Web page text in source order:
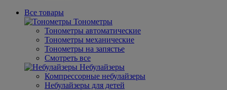
Все товары
Тонометры
Тонометры автоматические
Тонометры механические
Тонометры на запястье
Смотреть все
Небулайзеры
Компрессорные небулайзеры
Небулайзеры для детей